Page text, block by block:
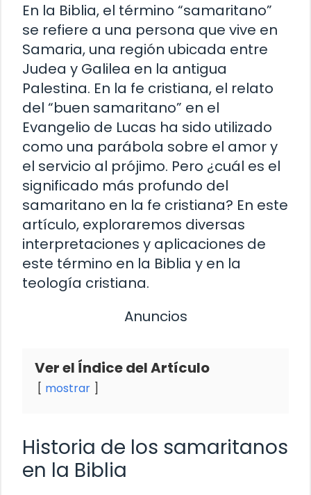
En la Biblia, el término “samaritano”
se refiere a una persona que vive en
Samaria, una región ubicada entre
Judea y Galilea en la antigua
Palestina. En la fe cristiana, el relato
del “buen samaritano” en el
Evangelio de Lucas ha sido utilizado
como una parábola sobre el amor y
el servicio al prójimo. Pero ¿cuál es el
significado más profundo del
samaritano en la fe cristiana? En este
artículo, exploraremos diversas
interpretaciones y aplicaciones de
este término en la Biblia y en la
teología cristiana.
Anuncios
Ver el Índice del Artículo
mostrar
Historia de los samaritanos
en la Biblia